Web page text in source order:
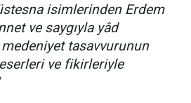
isimlerinden Erdem
ve saygıyla yâd
tasavvurunun
eserleri ve fikirleriyle